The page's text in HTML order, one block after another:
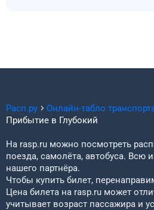
Расп.ру Онлайн-табло
Прибытие в Глубокий
На rasp.ru можно посмотреть
поезда, самолёта, автобуса. Всю
нашего партнёра.
Чтобы купить билет,
Цена билета на rasp.ru может
учитывает возраст пассажира и